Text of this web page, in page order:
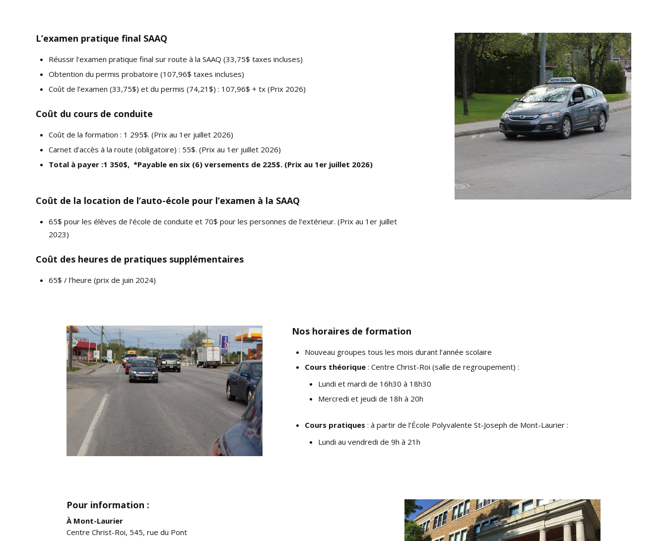
L’examen pratique final SAAQ
Réussir l’examen pratique final sur route à la SAAQ (33,75$ taxes incluses)
Obtention du permis probatoire (107,96$ taxes incluses)
Coût de l’examen (33,75$) et du permis (74,21$) : 107,96$ + tx (Prix 2026)
Coût du cours de conduite
Coût de la formation : 1 295$. (Prix au 1er juillet 2026)
Carnet d’accès à la route (obligatoire) : 55$. (Prix au 1er juillet 2026)
Total à payer :1 350$, *Payable en six (6) versements de 225$. (Prix au 1er juillet 2026)
Coût de la location de l’auto-école pour l’examen à la SAAQ
65$ pour les élèves de l’école de conduite et 70$ pour les personnes de l’extérieur. (Prix au 1er juillet
2023)
Coût des heures de pratiques supplémentaires
65$ / l’heure (prix de juin 2024)
Nos horaires de formation
Nouveau groupes tous les mois durant l’année scolaire
Cours théorique : Centre Christ-Roi (salle de regroupement) :
Lundi et mardi de 16h30 à 18h30
Mercredi et jeudi de 18h à 20h
Cours pratiques : à partir de l’École Polyvalente St-Joseph de Mont-Laurier :
Lundi au vendredi de 9h à 21h
Pour information :
À Mont-Laurier
Centre Christ-Roi, 545, rue du Pont